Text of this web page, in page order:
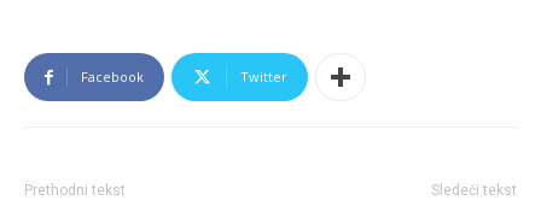
Facebook Twitter
Prethodni tekst Sledeći tekst